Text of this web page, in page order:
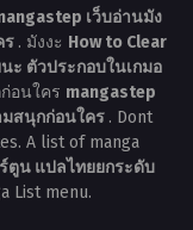
เว็บอ่านมัง
ร . มังงะ How to Clear
ะ ตัวประกอบในเกมอ
อนใคร mangastep
มสนุกก่อนใคร . Dont
A list of manga
ตูน แปลไทยยกระดับ
List menu.